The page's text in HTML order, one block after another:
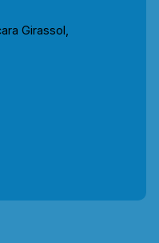
Girassol,